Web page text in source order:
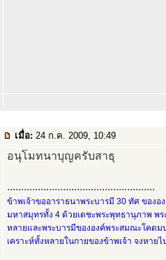
เมื่อ: 24 ก.ค. 2009, 10:49
อนุโมทนาบุญครับสาธุ
.....................................................
ข้าพเจ้าขออาราธนาพระบารมี 30 ทัศ ของ
มหาสมุทรทั้ง 4 ด้วยเดชะพระพุทธานุภาพ พ
หลายและพระบารมีขององค์พระสมณะโคดม
เคราะห์ทั้งหลายในกายของข้าพเจ้า จงหา